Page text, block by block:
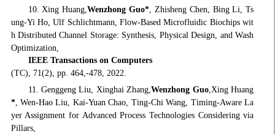
10. Xing Huang,Wenzhong Guo*, Zhisheng Chen, Bing Li, Ts
ung-Yi Ho, Ulf Schlichtmann, Flow-Based Microfluidic Biochips wit
h Distributed Channel Storage: Synthesis, Physical Design, and Wash
Optimization,
IEEE Transactions on Computers
(TC), 71(2), pp. 464,-478, 2022.
11. Genggeng Liu, Xinghai Zhang,Wenzhong Guo,Xing Huang
*, Wen-Hao Liu, Kai-Yuan Chao, Ting-Chi Wang, Timing-Aware La
yer Assignment for Advanced Process Technologies Considering via
Pillars,